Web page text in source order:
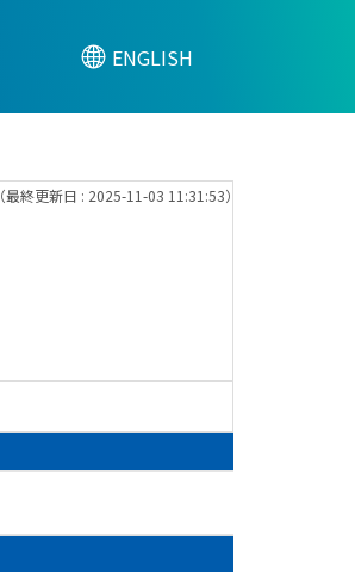
ENGLISH
（最終更新日 : 2025-11-03 11:31:53）